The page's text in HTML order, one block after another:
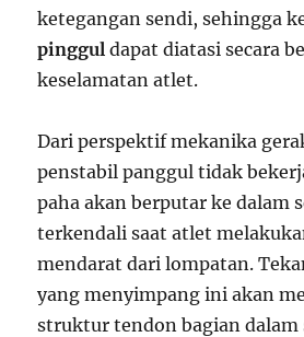
ketegangan sendi, sehingga
pinggul dapat diatasi secara
keselamatan atlet.
Dari perspektif mekanika
penstabil panggul tidak
paha akan berputar ke dalam
terkendali saat atlet
mendarat dari lompatan.
yang menyimpang ini akan
struktur tendon bagian dalam